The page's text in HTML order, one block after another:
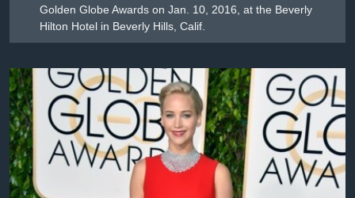
Golden Globe Awards on Jan. 10, 2016, at the Beverly
Hilton Hotel in Beverly Hills, Calif.